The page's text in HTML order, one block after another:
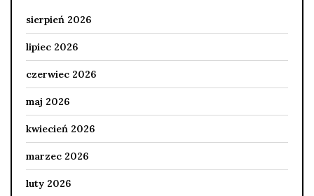
sierpień 2026
lipiec 2026
czerwiec 2026
maj 2026
kwiecień 2026
marzec 2026
luty 2026